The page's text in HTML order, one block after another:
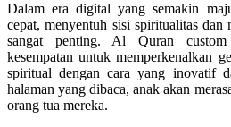
Dalam era digital yang semakin
cepat, menyentuh sisi spiritualitas
sangat penting. Al Quran custom
kesempatan untuk memperkenalkan
spiritual dengan cara yang inovatif
halaman yang dibaca, anak akan
orang tua mereka.